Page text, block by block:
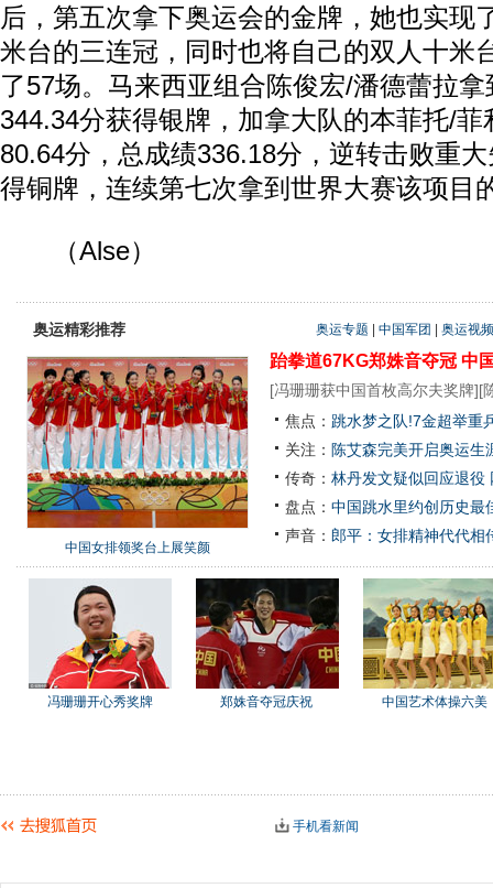
后，第五次拿下奥运会的金牌，她也实现
米台的三连冠，同时也将自己的双人十米
了57场。马来西亚组合陈俊宏/潘德蕾拉
344.34分获得银牌，加拿大队的本菲托/
80.64分，总成绩336.18分，逆转击败重
得铜牌，连续第七次拿到世界大赛该项目
（Alse）
奥运精彩推荐 奥运专题 中国军团 奥运视频
中国女排领奖台上展笑颜
跆拳道67KG郑姝音夺冠 中
[冯珊珊获中国首枚高尔夫奖牌][
焦点： 跳水梦之队!7金超举重
关注： 陈艾森完美开启奥运
传奇： 林丹发文疑似回应退役
盘点： 中国跳水里约创历史最
声音： 郎平：女排精神代代相
冯珊珊开心秀奖牌 郑姝音夺冠庆祝 中国艺术体操六美
手机看新闻